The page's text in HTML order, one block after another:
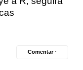
Comentar ·